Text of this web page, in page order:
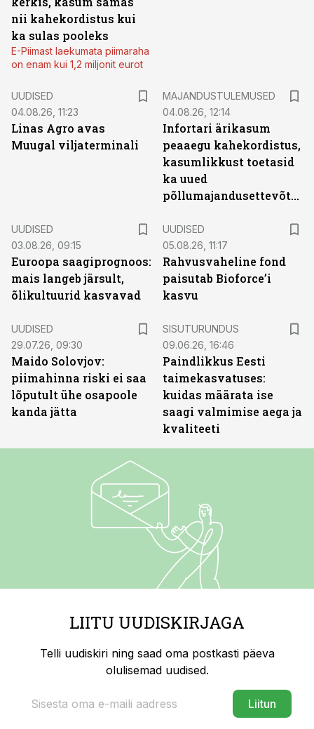
nii kahekordistus kui
ka sulas pooleks
E-Piimast laekumata piimaraha
on enam kui 1,2 miljonit eurot
UUDISED
04.08.26, 11:23
Linas Agro avas
Muugal viljaterminali
MAJANDUSTULEMUSED
04.08.26, 12:14
Infortari ärikasum
peaaegu kahekordistus,
kasumlikkust toetasid
ka uued
põllumajandusettevõtted
UUDISED
03.08.26, 09:15
Euroopa saagiprognoos:
mais langeb järsult,
õlikultuurid kasvavad
UUDISED
05.08.26, 11:17
Rahvusvaheline fond
paisutab Bioforce’i
kasvu
UUDISED
29.07.26, 09:30
Maido Solovjov:
piimahinna riski ei saa
lõputult ühe osapoole
kanda jätta
SISUTURUNDUS
09.06.26, 16:46
Paindlikkus Eesti
taimekasvatuses:
kuidas määrata ise
saagi valmimise aega ja
kvaliteeti
LIITU UUDISKIRJAGA
Telli uudiskiri ning saad oma postkasti päeva
olulisemad uudised.
Liitun